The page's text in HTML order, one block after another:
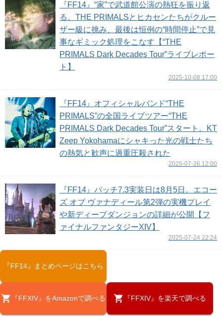
『FF14』“家”で武道館公演の熱狂を振り返
る。THE PRIMALSとヒカセンたちがクルー
ザー級に挑み、最後は恒例の“時間停止”で見
事なギミック処理をこなす【“THE
PRIMALS Dark Decades Tour”ライブレポー
ト】
2025-10-08 17:00
『FF14』オフィシャルバンド“THE
PRIMALS”の全国ライブツアー“THE
PRIMALS Dark Decades Tour”スタート。KT
Zeep Yokohamaにシャキった光の戦士たち
の熱気と歓声に過重圧殺された
2025-07-26 12:00
『FF14』パッチ7.3実装日は8月5日。エコー
ズ オブ ヴァナディール第2弾の実機プレイ
や新ディープダンジョンの詳細が公開【フ
ァイナルファンタジーXIV】
2025-07-24 22:24
『FF14』まとめページはこちら
『FFXIV』をAmazonで調べる 『FFXIV』を楽天で調べる